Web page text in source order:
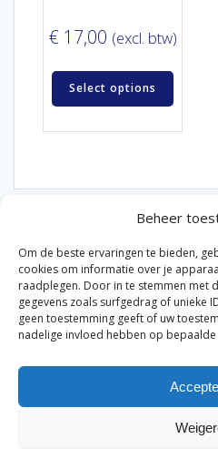
Beheer
Om de beste ervaringen te bieden,
cookies om informatie over je
raadplegen. Door in te stemmen met
gegevens zoals surfgedrag of unieke
geen toestemming geeft of uw
nadelige invloed hebben op
€ 17,00 (excl. btw)
Select options
© 2026 Van der Bel Las
Privacyverklaring|
Algemene voorwaarden
algemene